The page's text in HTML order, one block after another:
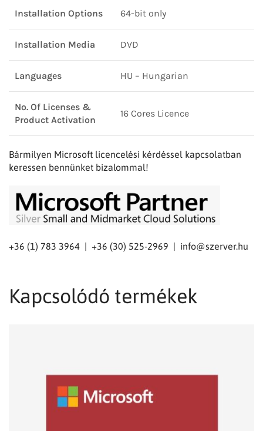
Installation Options 64-bit only
Installation Media DVD
Languages HU – Hungarian
No. Of Licenses &
Product Activation
16 Cores Licence
Bármilyen Microsoft licencelési kérdéssel kapcsolatban
keressen bennünket bizalommal!
+36 (1) 783 3964 | +36 (30) 525-2969 | info@szerver.hu
Kapcsolódó termékek